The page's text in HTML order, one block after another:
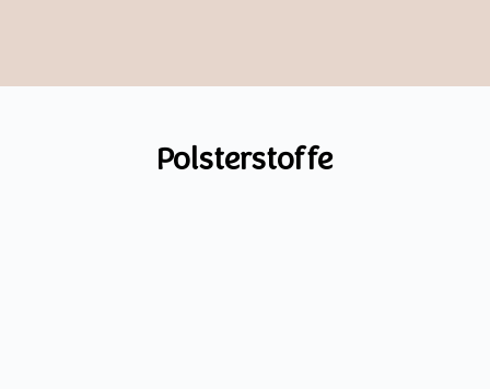
Polsterstoffe